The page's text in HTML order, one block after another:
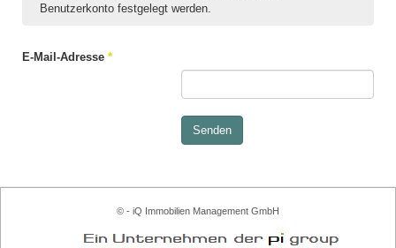
Benutzerkonto festgelegt werden.
E-Mail-Adresse *
Senden
© - iQ Immobilien Management GmbH